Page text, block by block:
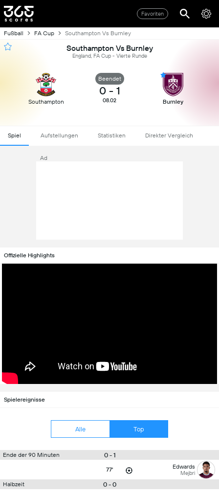
Favoriten
Fußball FA Cup Southampton Vs Burnley
Southampton Vs Burnley
England, FA Cup - Vierte Runde
Southampton
Beendet
0 - 1
08.02 Burnley
Spiel Aufstellungen Statistiken Direkter Vergleich
Ad
Offizielle Highlights
Spielereignisse
Alle Top
Ende der 90 Minuten 0 - 1
77' Edwards
Mejbri
Halbzeit 0 - 0